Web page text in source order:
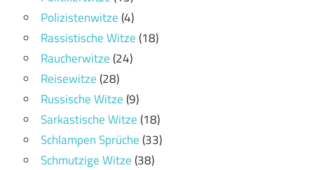
Polizistenwitze(4)
Rassistische Witze(18)
Raucherwitze(24)
Reisewitze(28)
Russische Witze(9)
Sarkastische Witze(18)
Schlampen Sprüche(33)
Schmutzige Witze(38)